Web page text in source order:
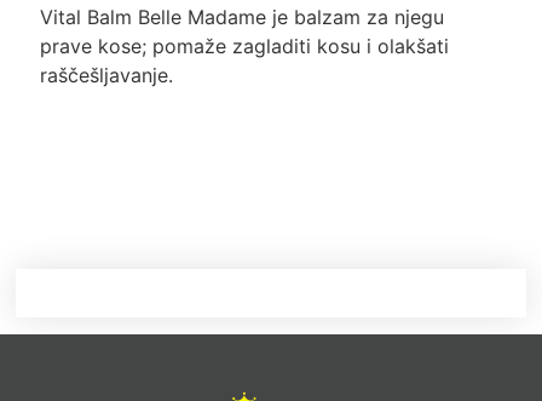
Vital Balm Belle Madame je balzam za njegu
prave kose; pomaže zagladiti kosu i olakšati
raščešljavanje.